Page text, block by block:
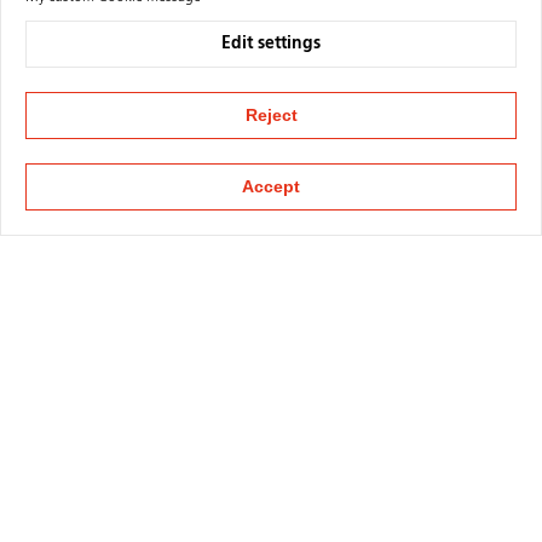
Edit settings
Reject
Accept